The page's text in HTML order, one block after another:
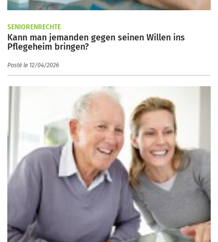
SENIORENRECHTE
Kann man jemanden gegen seinen Willen ins
Pflegeheim bringen?
Posté le 12/04/2026